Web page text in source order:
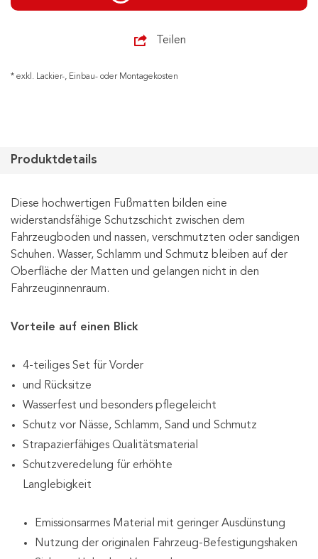
Teilen
* exkl. Lackier-, Einbau- oder Montagekosten
Produktdetails
Diese hochwertigen Fußmatten bilden eine
widerstandsfähige Schutzschicht zwischen dem
Fahrzeugboden und nassen, verschmutzten oder sandigen
Schuhen. Wasser, Schlamm und Schmutz bleiben auf der
Oberfläche der Matten und gelangen nicht in den
Fahrzeuginnenraum.
Vorteile auf einen Blick
4-teiliges Set für Vorder
und Rücksitze
Wasserfest und besonders pflegeleicht
Schutz vor Nässe, Schlamm, Sand und Schmutz
Strapazierfähiges Qualitätsmaterial
Schutzveredelung für erhöhte
Langlebigkeit
Emissionsarmes Material mit geringer Ausdünstung
Nutzung der originalen Fahrzeug-Befestigungshaken